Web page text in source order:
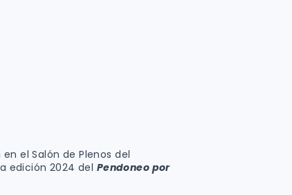
en el Salón de Plenos del
edición 2024 del Pendoneo por